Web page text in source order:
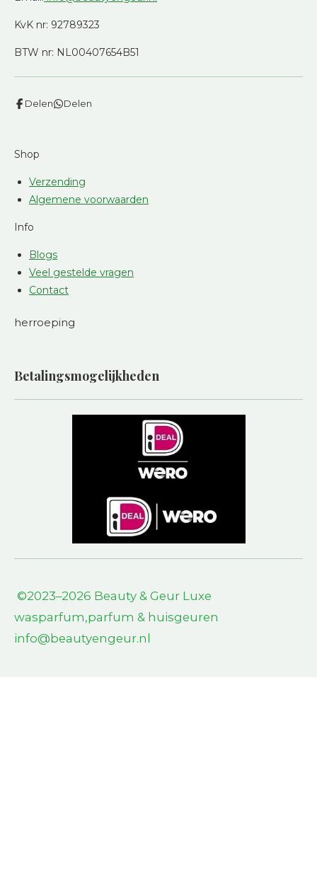
KvK nr: 92789323
BTW nr: NL00407654B51
Delen Delen
Shop
Verzending
Algemene voorwaarden
Info
Blogs
Veel gestelde vragen
Contact
herroeping
Betalingsmogelijkheden
©2023–2026 Beauty & Geur Luxe
wasparfum,parfum & huisgeuren
info@beautyengeur.nl